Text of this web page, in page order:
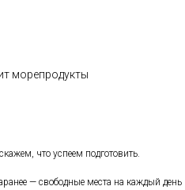
морепродукты
что успеем подготовить.
— свободные места на каждый день